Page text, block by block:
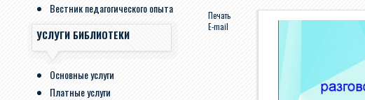
Вестник педагогического опыта
УСЛУГИ БИБЛИОТЕКИ
Основные услуги
Платные услуги
Печать
E-mail